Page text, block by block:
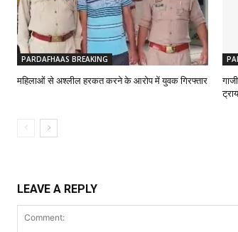
PARDAFHAAS BREAKING
महिलाओं से अश्लील हरकत करने के आरोप में युवक गिरफ्तार
LEAVE A REPLY